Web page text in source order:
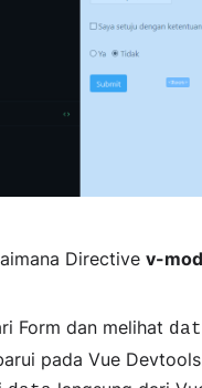
Directive v-
Form dan melihat
pada Vue